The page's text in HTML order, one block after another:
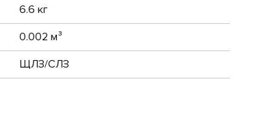
6.6 кг
0.002 м³
ЩЛЗ/СЛЗ